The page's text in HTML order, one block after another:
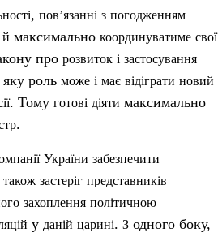
, пов’язанні з погодженням
й максимально координуватиме свої
про розвиток і застосування
яку роль може і має відіграти новий
. Тому готові діяти максимально
.
України забезпечити
також застеріг представників
захоплення політичною
у даній царині. З одного боку,